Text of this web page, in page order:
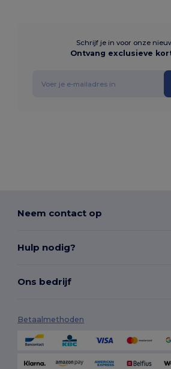
Schrijf je in voor onze
Ontvang exclusieve
Neem contact op
Hulp nodig?
Ons bedrijf
Betaalmethoden